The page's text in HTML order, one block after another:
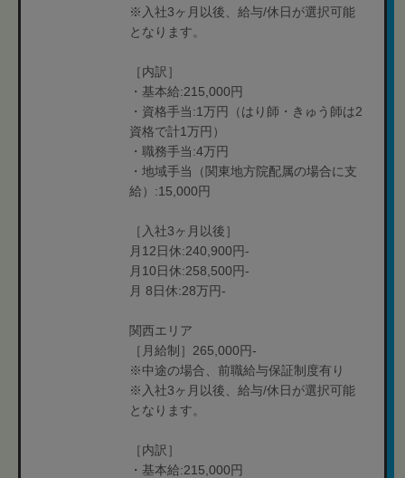
※入社3ヶ月以後、給与/休日が選択可能
となります。
［内訳］
・基本給:215,000円
・資格手当:1万円（はり師・きゅう師は2
資格で計1万円）
・職務手当:4万円
・地域手当（関東地方院配属の場合に支
給）:15,000円
［入社3ヶ月以後］
月12日休:240,900円-
月10日休:258,500円-
月 8日休:28万円-
関西エリア
［月給制］265,000円-
※中途の場合、前職給与保証制度有り
※入社3ヶ月以後、給与/休日が選択可能
となります。
［内訳］
・基本給:215,000円